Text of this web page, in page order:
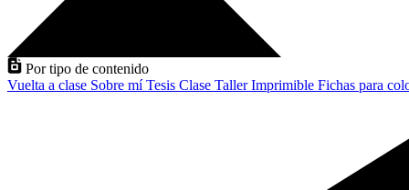
Por tipo de contenido
Vuelta a clase Sobre míTesis Clase TallerImprimible Fichas para